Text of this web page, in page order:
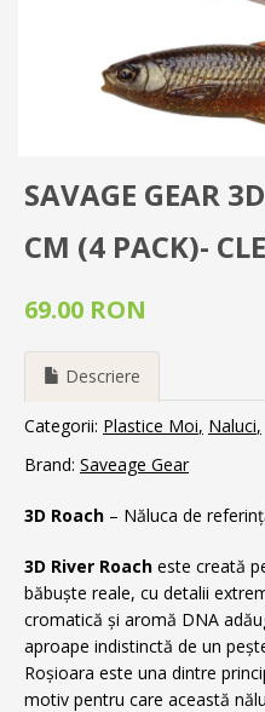
SAVAGE GEAR
CM (4 PACK)-
69.00 RON
Descriere
Categorii: Plastice Moi Naluci
Brand: Saveage Gear
3D Roach – Năluca de
3D River Roach este creată
băbuște reale, cu detalii
cromatică și aromă DNA
aproape indistinctă de un
Roșioara este una dintre
motiv pentru care această